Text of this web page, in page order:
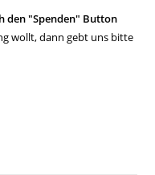
den "Spenden" Button
wollt, dann gebt uns bitte